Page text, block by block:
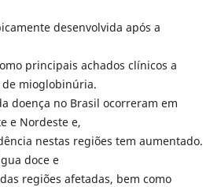
desenvolvida após a
principais achados clínicos a
mioglobinúria.
doença no Brasil ocorreram em
e Nordeste e,
nestas regiões tem aumentado.
doce e
regiões afetadas, bem como